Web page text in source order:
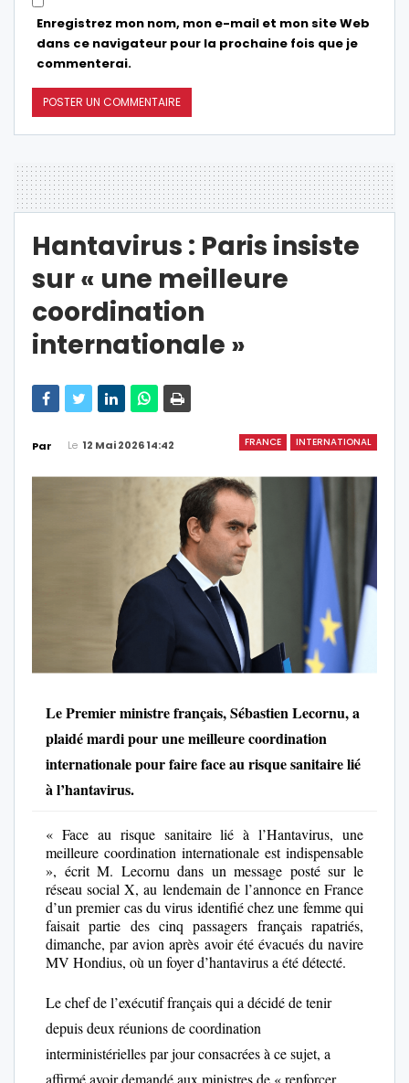
Enregistrez mon nom, mon e-mail et mon site Web
dans ce navigateur pour la prochaine fois que je
commenterai.
Hantavirus : Paris insiste
sur « une meilleure
coordination
internationale »
FRANCE INTERNATIONAL
Par Le 12 Mai 2026 14:42
Le Premier ministre français, Sébastien Lecornu, a
plaidé mardi pour une meilleure coordination
internationale pour faire face au risque sanitaire lié
à l’hantavirus.
« Face au risque sanitaire lié à l’Hantavirus, une
meilleure coordination internationale est indispensable
», écrit M. Lecornu dans un message posté sur le
réseau social X, au lendemain de l’annonce en France
d’un premier cas du virus identifié chez une femme qui
faisait partie des cinq passagers français rapatriés,
dimanche, par avion après avoir été évacués du navire
MV Hondius, où un foyer d’hantavirus a été détecté.
Le chef de l’exécutif français qui a décidé de tenir
depuis deux réunions de coordination
interministérielles par jour consacrées à ce sujet, a
affirmé avoir demandé aux ministres de « renforcer